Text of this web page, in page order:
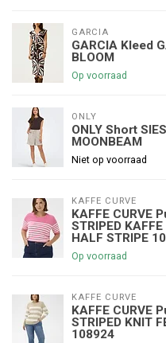
GARCIA
GARCIA Kleed
BLOOM
Op voorraad
ONLY
ONLY Short
MOONBEAM
Niet op voorraad
KAFFE CURVE
KAFFE CURVE
STRIPED
HALF STRIPE
Op voorraad
KAFFE CURVE
KAFFE CURVE
STRIPED KNIT
108924